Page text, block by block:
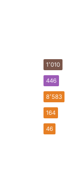
1٬010
446
8٬583
164
46